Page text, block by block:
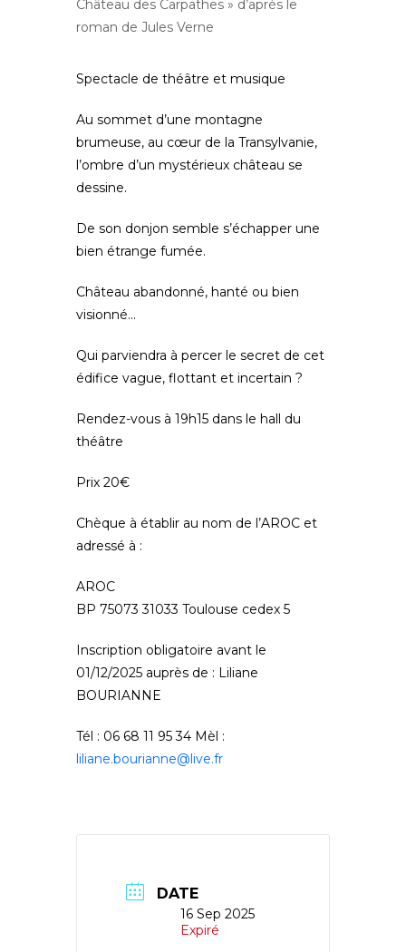
Château des Carpathes » d’après le
roman de Jules Verne
Spectacle de théâtre et musique
Au sommet d’une montagne
brumeuse, au cœur de la Transylvanie,
l’ombre d’un mystérieux château se
dessine.
De son donjon semble s’échapper une
bien étrange fumée.
Château abandonné, hanté ou bien
visionné…
Qui parviendra à percer le secret de cet
édifice vague, flottant et incertain ?
Rendez-vous à 19h15 dans le hall du
théâtre
Prix 20€
Chèque à établir au nom de l’AROC et
adressé à :
AROC
BP 75073 31033 Toulouse cedex 5
Inscription obligatoire avant le
01/12/2025 auprès de : Liliane
BOURIANNE
Tél : 06 68 11 95 34 Mèl :
liliane.bourianne@live.fr
DATE
16 Sep 2025
Expiré